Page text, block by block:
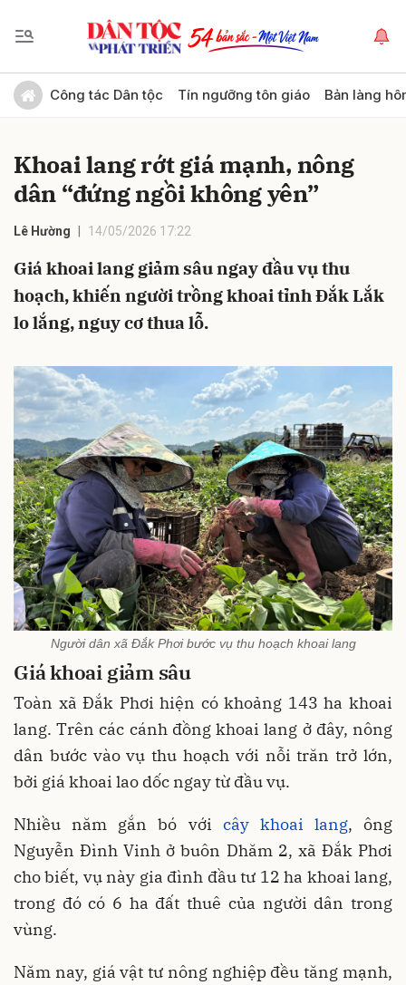
Công tác Dân tộc Tín ngưỡng tôn giáo Bản làng
Khoai lang rớt giá mạnh, nông
dân “đứng ngồi không yên”
Lê Hường 14/05/2026 17:22
Giá khoai lang giảm sâu ngay đầu vụ thu
hoạch, khiến người trồng khoai tỉnh Đắk Lắk
lo lắng, nguy cơ thua lỗ.
Người dân xã Đắk Phơi bước vụ thu hoạch khoai lang
Giákhoai giảm sâu
Toàn xã Đắk Phơi hiện có khoảng 143 ha khoai
lang. Trên các cánh đồng khoai lang ở đây, nông
dân bước vào vụ thu hoạch với nỗi trăn trở lớn,
bởi giá khoai lao dốc ngay từ đầu vụ.
Nhiều năm gắn bó với cây khoai lang, ông
Nguyễn Đình Vinh ở buôn Dhăm 2, xã Đắk Phơi
cho biết, vụ này gia đình đầu tư 12 ha khoai lang,
trong đó có 6 ha đất thuê của người dân trong
vùng.
Năm nay, giá vật tư nông nghiệp đều tăng mạnh,
Gửi bình luận
Hủy